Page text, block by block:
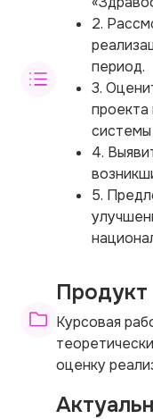
2.
период.
3.
проекта
системы
4.
5.
Продукт
Курсовая
оценку